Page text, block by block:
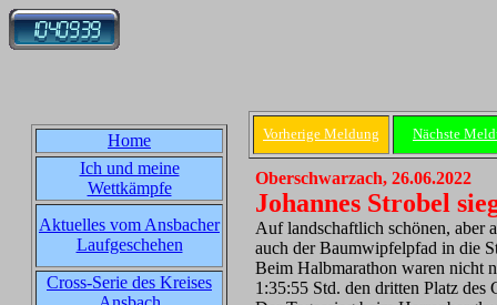
Home
Ich und meine
Wettkämpfe
Aktuelles vom Ansbacher
Laufgeschehen
Cross-Serie des Kreises
Vorherige Meldung Nächste
Oberschwarzach, 26.06.2022
Johannes Strobel
Auf landschaftlich schönen, aber
auch der Baumwipfelpfad in die
Beim Halbmarathon waren nicht
1:35:55 Std. den dritten Platz des